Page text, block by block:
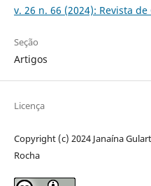
v. 26 n. 66 (2024): Revista
Seção
Artigos
Licença
Copyright (c) 2024 Janaína
Rocha